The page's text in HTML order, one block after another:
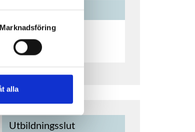
Marknadsföring
alla
Studieort
Umeå kommun
Utbildningsslut